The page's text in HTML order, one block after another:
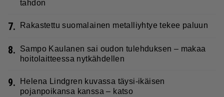
tahdon
7. Rakastettu suomalainen metalliyhtye tekee paluun
8.
Sampo Kaulanen sai oudon tulehduksen – makaa
hoitolaitteessa nytkähdellen
9.
Helena Lindgren kuvassa täysi-ikäisen
pojanpoikansa kanssa – katso